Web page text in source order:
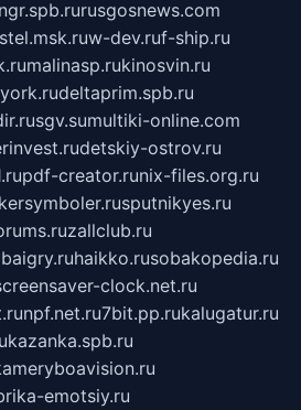
ngr.spb.rurusgosnews.com
w-dev.ruf-ship.ru
malinasp.rukinosvin.ru
deltaprim.spb.ru
sgv.sumultiki-online.com
detskiy-ostrov.ru
pdf-creator.runix-files.org.ru
sputnikyes.ru
zallclub.ru
haikko.rusobakopedia.ru
clock.net.ru
npf.net.ru7bit.pp.rukalugatur.ru
kazanka.spb.ru
emotsiy.ru